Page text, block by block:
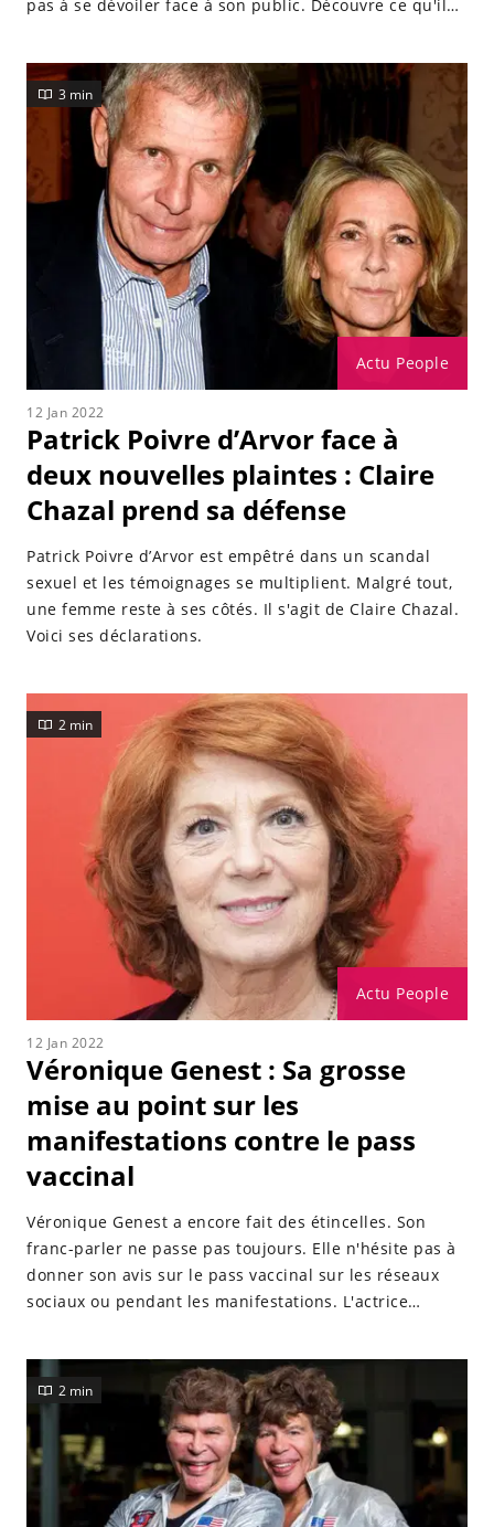
pas à se dévoiler face à son public. Découvre ce qu'il
Actu People
3 min
12 Jan 2022
Patrick Poivre d’Arvor face à
deux nouvelles plaintes : Claire
Chazal prend sa défense
Patrick Poivre d’Arvor est empêtré dans un scandal
sexuel et les témoignages se multiplient. Malgré tout,
une femme reste à ses côtés. Il s'agit de Claire Chazal.
Voici ses déclarations.
Actu People
2 min
12 Jan 2022
Véronique Genest : Sa grosse
mise au point sur les
manifestations contre le pass
vaccinal
Véronique Genest a encore fait des étincelles. Son
franc-parler ne passe pas toujours. Elle n'hésite pas à
donner son avis sur le pass vaccinal sur les réseaux
sociaux ou pendant les manifestations. L'actrice
Montchalin.
2 min